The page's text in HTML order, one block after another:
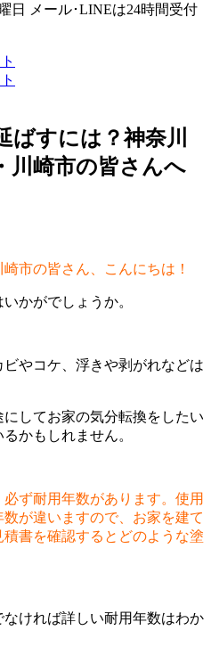
日
メール･LINEは24時間受付
ばすには？神奈川
川崎市の皆さんへ
市の皆さん、こんにちは！
かがでしょうか。
やコケ、浮きや剥がれなどは
してお家の気分転換をしたい
かもしれません。
ず耐用年数があります。使用
が違いますので、お家を建て
書を確認するとどのような塗
ければ詳しい耐用年数はわか